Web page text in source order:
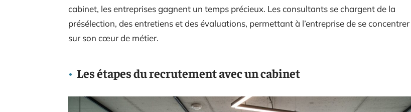
cabinet, les entreprises gagnent un temps précieux. Les consultants se chargent de la
présélection, des entretiens et des évaluations, permettant à l’entreprise de se concentrer
sur son cœur de métier.
Les étapes du recrutement avec un cabinet